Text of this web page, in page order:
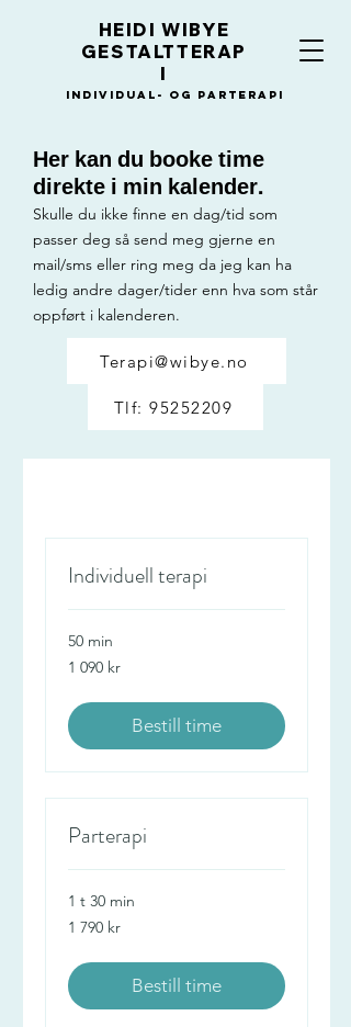
HEIDI WIBYE
GESTALTTERAP
I
Individual- og Parterapi
Her kan du booke time
direkte i min kalender.
Skulle du ikke finne en dag/tid som
passer deg så send meg gjerne en
mail/sms eller ring meg da jeg kan ha
ledig andre dager/tider enn hva som står
oppført i kalenderen.
Terapi@wibye.no
Tlf: 95252209
Individuell terapi
50 min
1 090
norske
1 090 kr
Bestill time
Parterapi
1 t 30 min
1 790
norske
1 790 kr
Bestill time